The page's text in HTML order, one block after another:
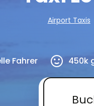
Airport Taxis
Fahrer 450k